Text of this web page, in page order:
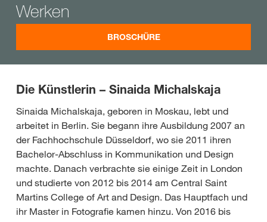
Werken
BROSCHÜRE
Die Künstlerin – Sinaida Michalskaja
Sinaida Michalskaja, geboren in Moskau, lebt und
arbeitet in Berlin. Sie begann ihre Ausbildung 2007 an
der Fachhochschule Düsseldorf, wo sie 2011 ihren
Bachelor-Abschluss in Kommunikation und Design
machte. Danach verbrachte sie einige Zeit in London
und studierte von 2012 bis 2014 am Central Saint
Martins College of Art and Design. Das Hauptfach und
ihr Master in Fotografie kamen hinzu. Von 2016 bis